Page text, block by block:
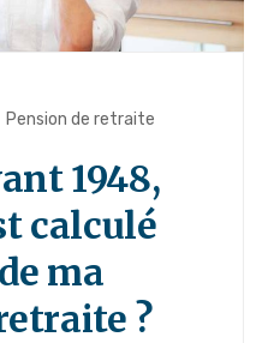
Pension de retraite
1948,
calculé
ma
?